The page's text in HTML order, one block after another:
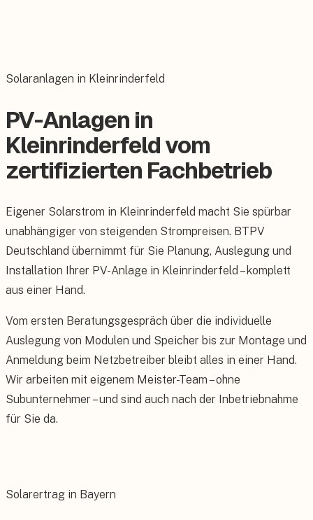
Solaranlagen in Kleinrinderfeld
PV-Anlagen in
Kleinrinderfeld vom
zertifizierten Fachbetrieb
Eigener Solarstrom in Kleinrinderfeld macht Sie spürbar
unabhängiger von steigenden Strompreisen. BTPV
Deutschland übernimmt für Sie Planung, Auslegung und
Installation Ihrer PV-Anlage in Kleinrinderfeld – komplett
aus einer Hand.
Vom ersten Beratungsgespräch über die individuelle
Auslegung von Modulen und Speicher bis zur Montage und
Anmeldung beim Netzbetreiber bleibt alles in einer Hand.
Wir arbeiten mit eigenem Meister-Team – ohne
Subunternehmer – und sind auch nach der Inbetriebnahme
für Sie da.
Solarertrag in Bayern